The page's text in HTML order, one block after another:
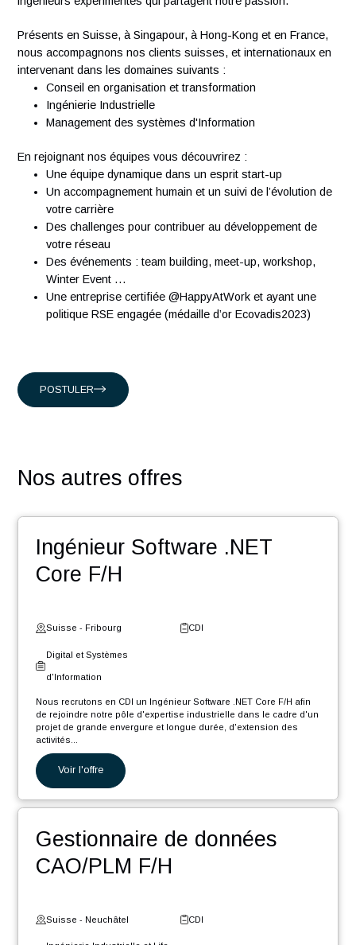
Français et anglais courants.
À propos d'Antaes
Créée en 2007, Antaes est une société suisse de conseil
management et technologie classée dans le top 15 des
sociétés de conseil en Suisse. Nous comptons plus de 300
ingénieurs expérimentés qui partagent notre passion.
Présents en Suisse, à Singapour, à Hong-Kong et en
nous accompagnons nos clients suisses, et internationaux
intervenant dans les domaines suivants :
Conseil en organisation et transformation
En rejoignant nos équipes vous découvrirez :
Une équipe dynamique dans un esprit start-up
votre réseau
Winter Event …
Une entreprise certifiée @HappyAtWork et ayant une
politique RSE engagée (médaille d’or Ecovadis2023)
Nos autres offres
Core F/H